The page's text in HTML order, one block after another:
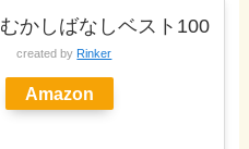
むかしばなしベスト100
created by Rinker
Amazon